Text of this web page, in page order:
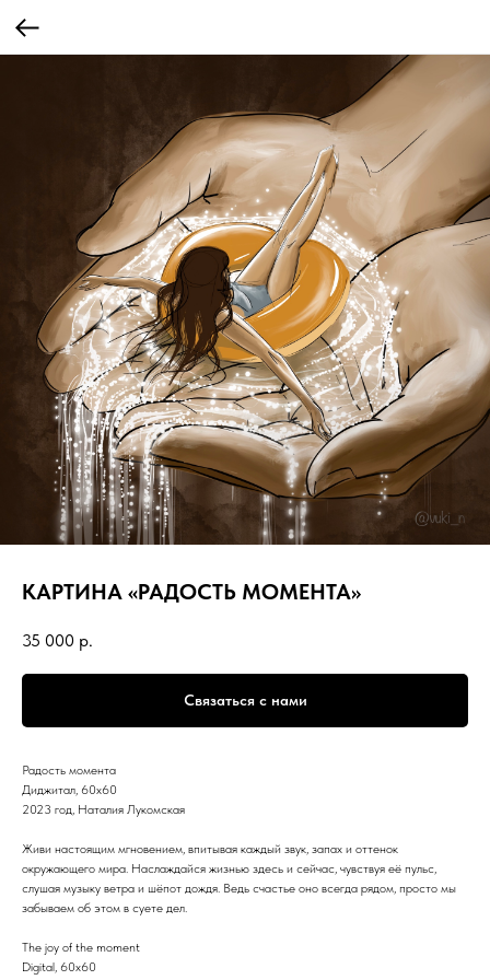
КАРТИНА «РАДОСТЬ МОМЕНТА»
35 000 р.
Связаться с нами
Радость момента
Диджитал, 60х60
2023 год, Наталия Лукомская
Живи настоящим мгновением, впитывая каждый звук, запах и оттенок
окружающего мира. Наслаждайся жизнью здесь и сейчас, чувствуя её пульс,
слушая музыку ветра и шёпот дождя. Ведь счастье оно всегда рядом, просто мы
забываем об этом в суете дел.
The joy of the moment
Digital, 60x60